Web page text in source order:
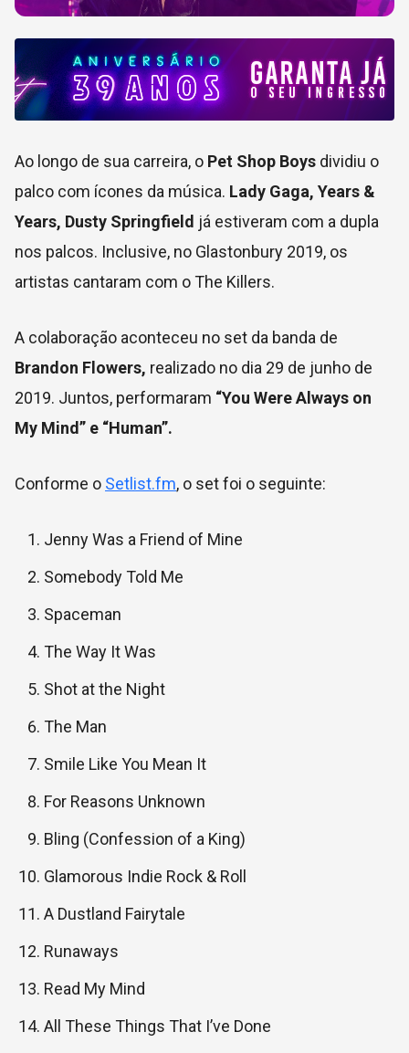
Ao longo de sua carreira, o Pet Shop Boys dividiu o
palco com ícones da música. Lady Gaga, Years &
Years, Dusty Springfield já estiveram com a dupla
nos palcos. Inclusive, no Glastonbury 2019, os
artistas cantaram com o The Killers.
A colaboração aconteceu no set da banda de
Brandon Flowers, realizado no dia 29 de junho de
2019. Juntos, performaram “You Were Always on
My Mind” e “Human”.
Conforme o Setlist.fm, o set foi o seguinte:
Jenny Was a Friend of Mine
Somebody Told Me
Spaceman
The Way It Was
Shot at the Night
The Man
Smile Like You Mean It
For Reasons Unknown
Bling (Confession of a King)
Glamorous Indie Rock & Roll
A Dustland Fairytale
Runaways
Read My Mind
All These Things That I’ve Done